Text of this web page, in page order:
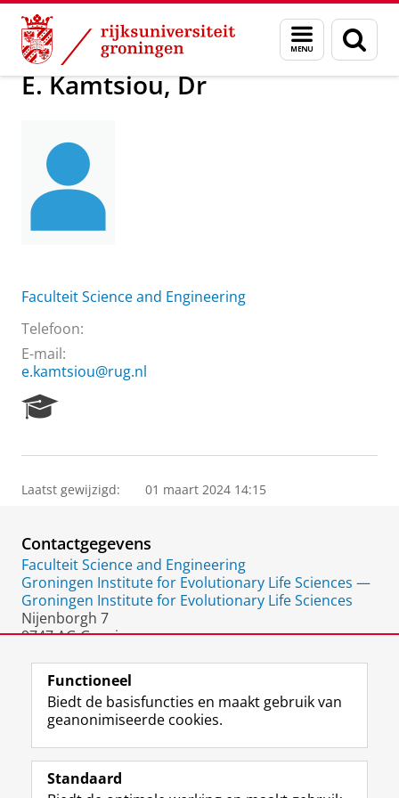
Skip
Content
Skip
Navigation
Menu
en
zoeken
Over ons E. Kamtsiou, Dr
E. Kamtsiou, Dr
Faculteit Science and Engineering
Telefoon:
E-mail:
e.kamtsiou@rug.nl
e
r
P
o
r
t
a
l
Laatst gewijzigd: 01 maart 2024 14:15
Contactgegevens
Faculteit Science and Engineering
Groningen Institute for Evolutionary Life Sciences —
Groningen Institute for Evolutionary Life Sciences
Nijenborgh 7
9747 AG Groningen
Volg de RUG
F
a
L
i
R
S
I
n
Y
o
Functioneel
Biedt de basisfuncties en maakt gebruik van
geanonimiseerde cookies.
Standaard